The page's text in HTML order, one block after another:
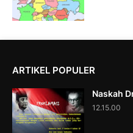
ARTIKEL POPULER
Naskah
12.15.00